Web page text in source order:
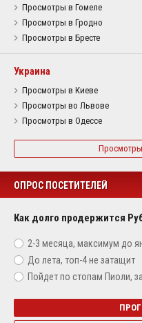
Просмотры в Гомеле
Просмотры в Гродно
Просмотры в Бресте
Украина
Просмотры в Киеве
Просмотры во Львове
Просмотры в Одессе
Просмотры
ОПРОС ПОСЕТИТЕЛЕЙ
Как долго продержится
2-3 месяца, максимум до
До лета, топ-4 не затащит
Пойдет по стопам Пиоли,